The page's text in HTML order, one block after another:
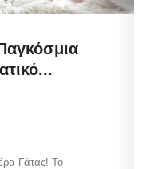
Γάτας! Το